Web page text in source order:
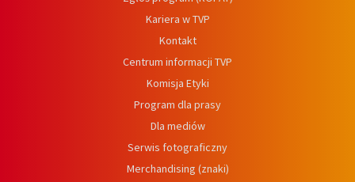
Kariera w TVP
Kontakt
Centrum informacji TVP
Komisja Etyki
Program dla prasy
Dla mediów
Serwis fotograficzny
Merchandising (znaki)